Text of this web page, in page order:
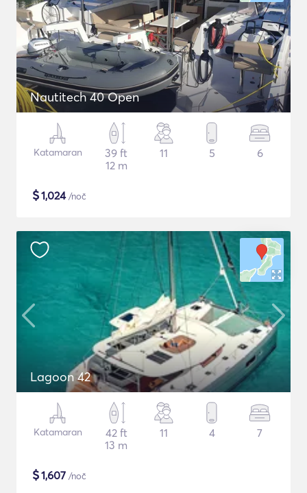
Nautitech 40 Open
Katamaran
39 ft
12 m
11 5 6
$1,024/noč
Lagoon 42
Katamaran
42 ft
13 m
11 4 7
$1,607 /noč